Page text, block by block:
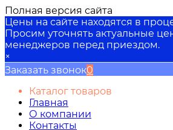
Полная версия сайта
Цены на сайте находятся в
Просим уточнять актуальные
менеджеров перед приездом.
×
Заказать звонок0
Каталог товаров
Главная
О компании
Контакты